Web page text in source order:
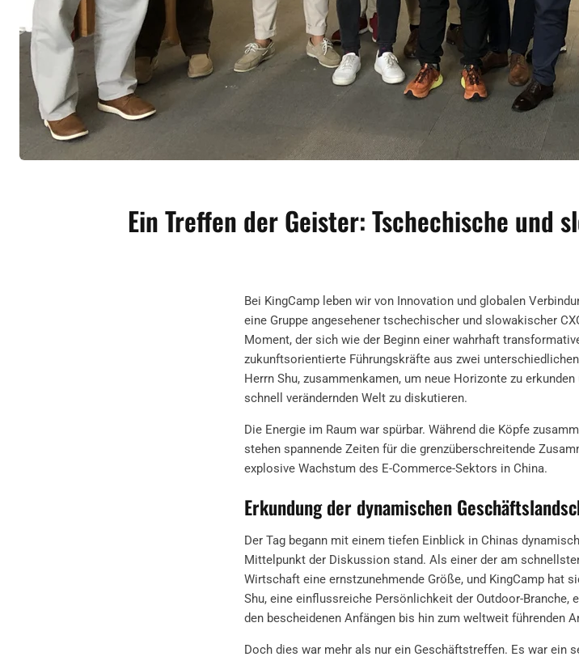
Ein Treffen der Geister: Tschechische und
Bei KingCamp leben wir von Innovation und globalen
eine Gruppe angesehener tschechischer und slowakischer
Moment, der sich wie der Beginn einer wahrhaft
zukunftsorientierte Führungskräfte aus zwei
Herrn Shu, zusammenkamen, um neue Horizonte zu
schnell verändernden Welt zu diskutieren.
Die Energie im Raum war spürbar. Während die Köpfe
stehen spannende Zeiten für die grenzüberschreitende
explosive Wachstum des E-Commerce-Sektors in China.
Erkundung der dynamischen
Der Tag begann mit einem tiefen Einblick in Chinas
Mittelpunkt der Diskussion stand. Als einer der am
Wirtschaft eine ernstzunehmende Größe, und KingCamp hat
Shu, eine einflussreiche Persönlichkeit der Outdoor-Branche,
den bescheidenen Anfängen bis hin zum weltweit führenden
Doch dies war mehr als nur ein Geschäftstreffen. Es war ein